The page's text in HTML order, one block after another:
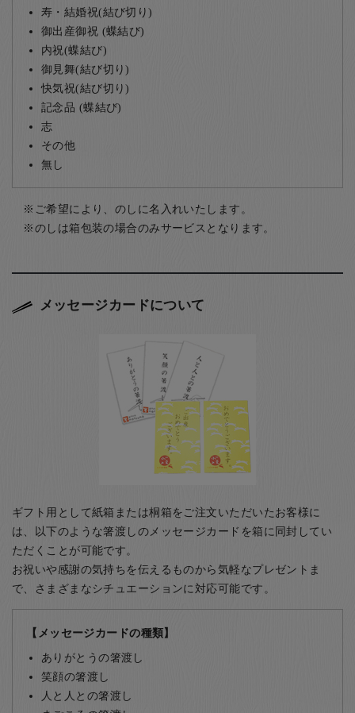
寿・結婚祝(結び切り)
御出産御祝 (蝶結び)
内祝(蝶結び)
御見舞(結び切り)
快気祝(結び切り)
記念品 (蝶結び)
志
その他
無し
ご希望により、のしに名入れいたします。
のしは箱包装の場合のみサービスとなります。
メッセージカードについて
ギフト用として紙箱または桐箱をご注文いただいたお客様に
は、以下のような箸渡しのメッセージカードを箱に同封してい
ただくことが可能です。
お祝いや感謝の気持ちを伝えるものから気軽なプレゼントま
で、さまざまなシチュエーションに対応可能です。
【メッセージカードの種類】
ありがとうの箸渡し
笑顔の箸渡し
人と人との箸渡し